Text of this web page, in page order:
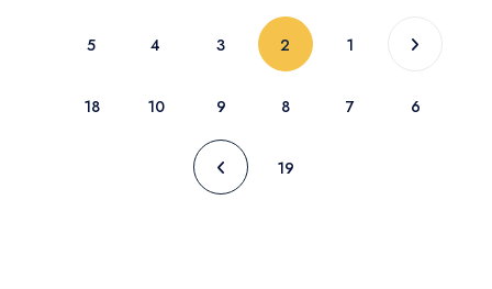
1
2
(current)
3
4
5
6
7
8
9
10
18
19